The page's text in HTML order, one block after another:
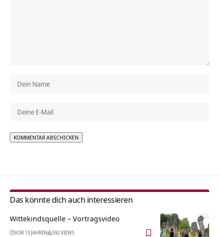
Das könnte dich auch interessieren
Wittekindsquelle‏‎ – Vortragsvideo
VOR 13 JAHREN 592 VIEWS